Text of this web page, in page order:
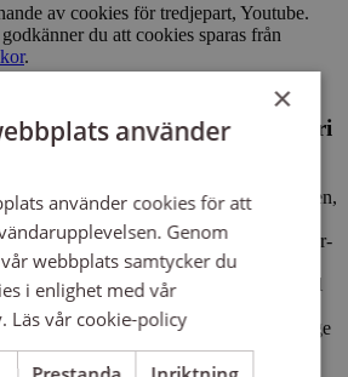
av cookies för tredjepart, Youtube.
du att cookies sparas från
.
Sofia Gellar: Jämställd industri
andra tillfället i seminarieserien 2024.
från Länsstyrelsen i Norrbotten,
på H2 Green Steel, diskuterar hur
till en hållbar samhällsutveckling i Norr-
kräver långsiktig inriktning på
för att locka både kvinnor och män till
avsiktsförklaring med fokus på
omvärdering av branschens image
står i centrum. Diskussionen berör vad
innebär för företagen.
×
använder
använder cookies för att
Genom
webbplats samtycker du
i enlighet med vår
Läs vår cookie-policy